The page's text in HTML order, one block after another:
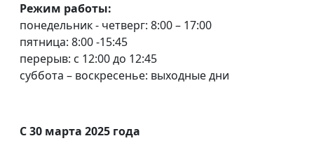
Режим работы:
понедельник - четверг: 8:00 – 17:00
пятница: 8:00 -15:45
перерыв: с 12:00 до 12:45
суббота – воскресенье: выходные дни
С 30 марта 2025 года